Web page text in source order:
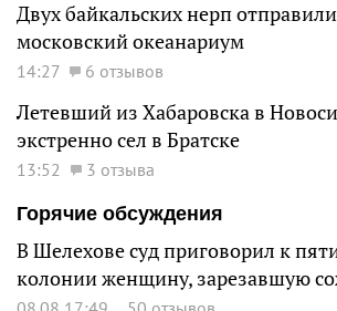
Двух байкальских нерп
московский океанариум
14:27 6 отзывов
Летевший из Хабаровска в
экстренно сел в Братске
13:52
3 отзыва
Горячие обсуждения
В Шелехове суд приговорил к
колонии женщину, зарезавшую